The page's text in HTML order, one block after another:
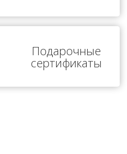
Подарочные
сертификаты